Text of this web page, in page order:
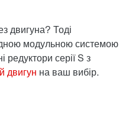
двигуна? Тоді
модульною системою
редуктори серії S з
двигун на ваш вибір.